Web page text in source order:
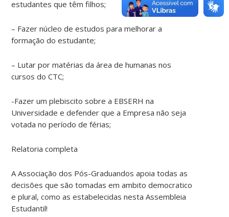
estudantes que têm filhos;
– Fazer núcleo de estudos para melhorar a
formação do estudante;
– Lutar por matérias da área de humanas nos
cursos do CTC;
-Fazer um plebiscito sobre a EBSERH na
Universidade e defender que a Empresa não seja
votada no período de férias;
Relatoria completa
A Associação dos Pós-Graduandos apoia todas as
decisões que são tomadas em ambito democratico
e plural, como as estabelecidas nesta Assembleia
Estudantil!